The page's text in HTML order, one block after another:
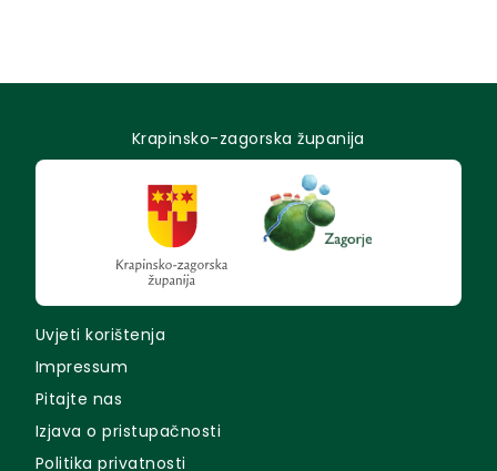
Krapinsko-zagorska županija
Uvjeti korištenja
Impressum
Pitajte nas
Izjava o pristupačnosti
Politika privatnosti